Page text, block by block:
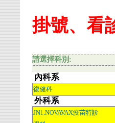
掛號、看
請選擇科別:
內科系
復健科
外科系
JN1.NOVAVAX疫苗特診